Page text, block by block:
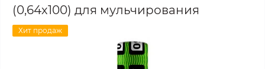
(0,64х100) для мульчирования
Хит продаж